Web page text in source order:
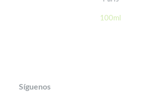
100ml
Síguenos